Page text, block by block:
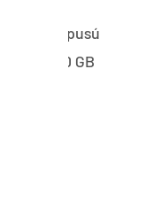
PPH